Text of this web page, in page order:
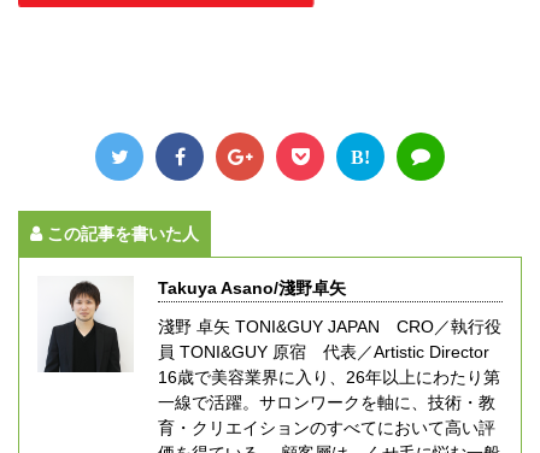
B!
この記事を書いた人
Takuya Asano/淺野卓矢
淺野 卓矢 TONI&GUY JAPAN CRO／執行役
員 TONI&GUY 原宿 代表／Artistic Director
16歳で美容業界に入り、26年以上にわたり第
一線で活躍。サロンワークを軸に、技術・教
育・クリエイションのすべてにおいて高い評